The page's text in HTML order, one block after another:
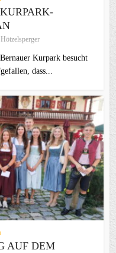
Kurpark besucht
dass...
AUF DEM